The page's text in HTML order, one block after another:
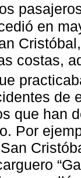
en
costas,
de
que han
Por